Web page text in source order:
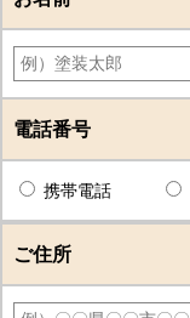
電話番号
携帯電話
ご住所